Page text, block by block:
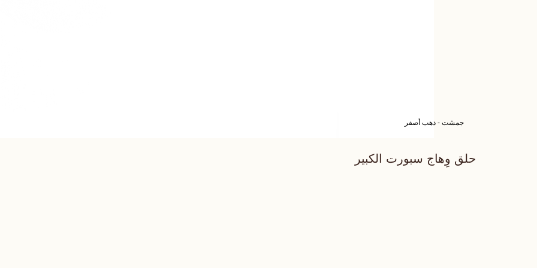
جمشت - ذهب أصفر
حلق وِهاج سبورت الكبير